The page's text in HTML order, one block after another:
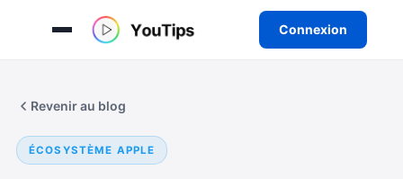
Connexion
Revenir au blog
ÉCOSYSTÈME APPLE